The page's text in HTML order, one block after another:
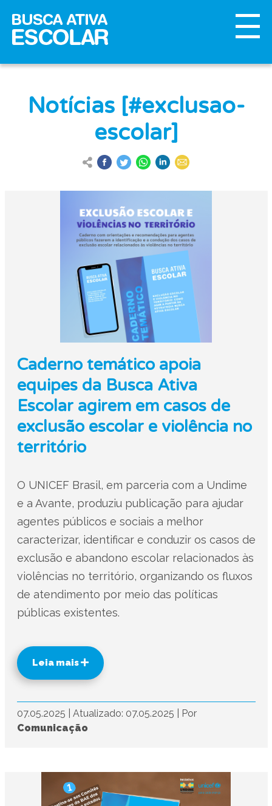
Notícias [#exclusao-
escolar]
Caderno temático apoia
equipes da Busca Ativa
Escolar agirem em casos de
exclusão escolar e violência no
território
O UNICEF Brasil, em parceria com a Undime
e a Avante, produziu publicação para ajudar
agentes públicos e sociais a melhor
caracterizar, identificar e conduzir os casos de
exclusão e abandono escolar relacionados às
violências no território, organizando os fluxos
de atendimento por meio das políticas
públicas existentes.
Leia mais
07.05.2025 Atualizado: 07.05.2025
Por
Comunicação